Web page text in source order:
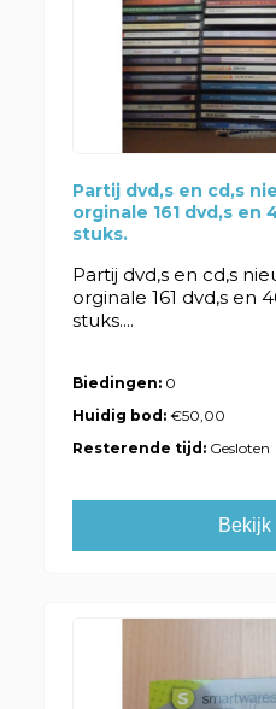
Partij dvd,s en cd,s
orginale 161 dvd,s en
stuks.
Partij dvd,s en cd,s
orginale 161 dvd,s en
stuks....
Biedingen: 0
Huidig bod:€50,00
Resterende tijd: Gesloten
Bekijk